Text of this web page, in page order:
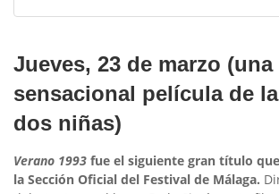
Jueves, 23 de marzo (una
sensacional película de
dos niñas)
Verano 1993 fue el siguiente gran título
la Sección Oficial del Festival de Málaga.